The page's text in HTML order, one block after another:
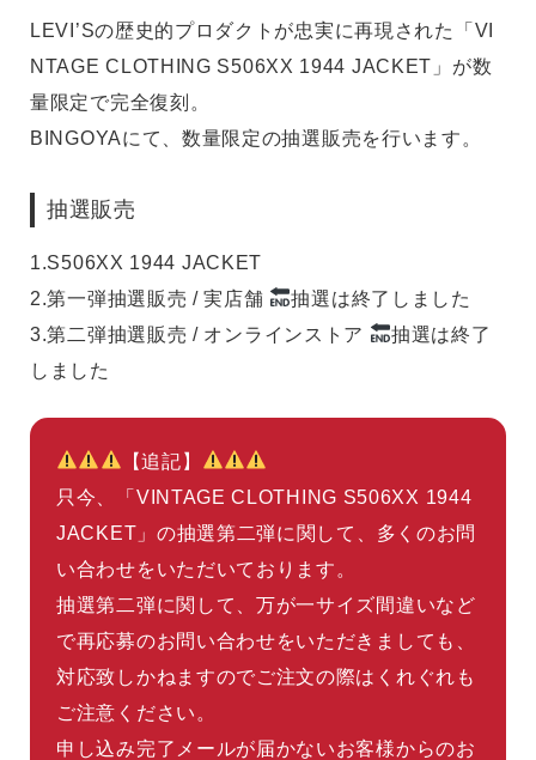
LEVI’Sの歴史的プロダクトが忠実に再現された「VI
NTAGE CLOTHING S506XX 1944 JACKET」が数
量限定で完全復刻。
BINGOYAにて、数量限定の抽選販売を行います。
抽選販売
1.S506XX 1944 JACKET
2.第一弾抽選販売 / 実店舗
抽選は終了しました
3.第二弾抽選販売 / オンラインストア
抽選は終了
しました
【追記】
只今、「VINTAGE CLOTHING S506XX 1944
JACKET」の抽選第二弾に関して、多くのお問
い合わせをいただいております。
抽選第二弾に関して、万が一サイズ間違いなど
で再応募のお問い合わせをいただきましても、
対応致しかねますのでご注文の際はくれぐれも
ご注意ください。
申し込み完了メールが届かないお客様からのお